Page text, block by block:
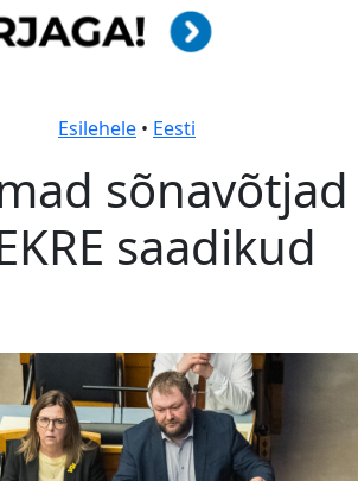
Esilehele • Eesti
sõnavõtjad
saadikud